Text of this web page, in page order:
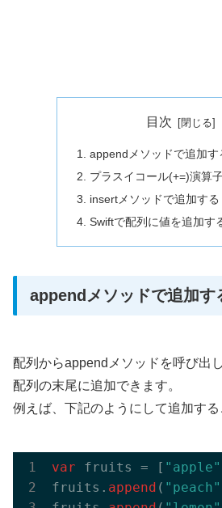
目次
appendメソッドで追加す
プラスイコール(+=)演算
insertメソッドで追加する
Swiftで配列に値を追加す
appendメソッドで追加す
配列からappendメソッドを呼び出
配列の末尾に追加できます。
例えば、下記のようにして追加する
var fruits = [ "apple"
fruits. append ( "peach"